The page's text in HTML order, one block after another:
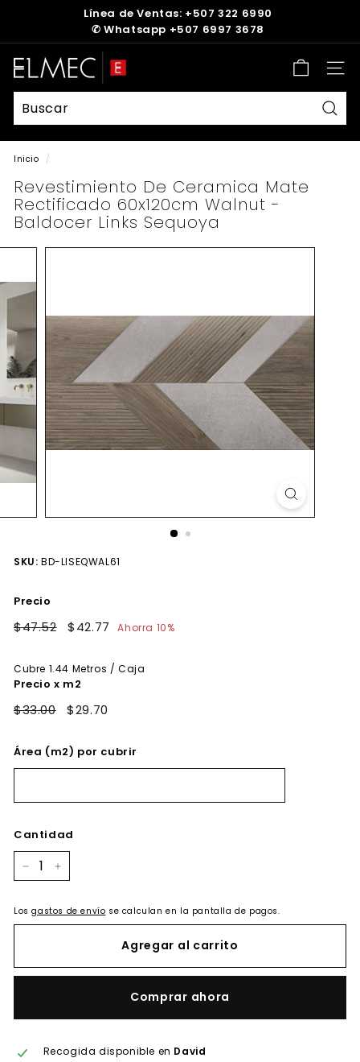
diapositivas
pausa
Línea de Ventas: +507 322 6990
✆ Whatsapp +507 6997 3678
E
L
M
E
C
Inicio /
Revestimiento De Ceramica Mate
Rectificado 60x120cm Walnut -
Baldocer Links Sequoya
SKU: BD-LISEQWAL61
Precio
Precio
$47.52$47.52
Precio
$42.77 $42.77
Ahorra 10%
Cubre 1.44 Metros / Caja
Precio x m2
$33.00 $29.70
Área (m2) por cubrir
Cantidad
Losgastos de envío se calculan en la pantalla de pagos.
Agregar al carrito
Comprar ahora
Recogida disponible en David